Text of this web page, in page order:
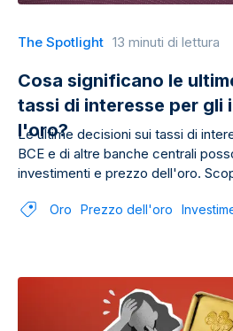
The Spotlight 13 minuti di lettura
Cosa significano le
tassi di interesse per gli
l'oro?
Le ultime decisioni sui tassi di
BCE e di altre banche centrali
investimenti e prezzo dell'oro.
Oro Prezzo dell'oro